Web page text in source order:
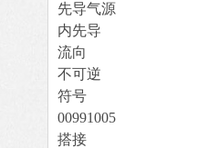
先导气源
内先导
流向
不可逆
符号
00991005
搭接